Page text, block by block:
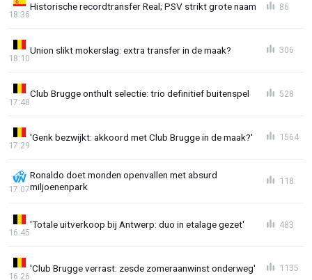
Historische recordtransfer Real; PSV strikt grote naam
18:36
86
Union slikt mokerslag: extra transfer in de maak?
18:10
306
Club Brugge onthult selectie: trio definitief buitenspel
17:48
528
'Genk bezwijkt: akkoord met Club Brugge in de maak?'
17:29
1564
Ronaldo doet monden openvallen met absurd
miljoenenpark
17:07
118
'Totale uitverkoop bij Antwerp: duo in etalage gezet'
16:45
483
'Club Brugge verrast: zesde zomeraanwinst onderweg'
16:26
1135